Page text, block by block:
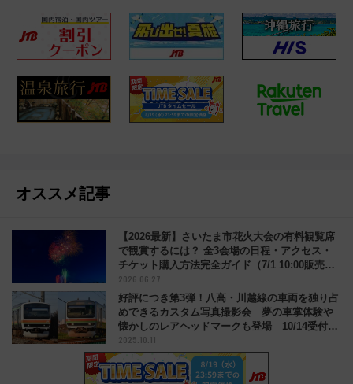
オススメ記事
【2026最新】さいたま市花火大会の有料観覧席
で観賞するには？ 全3会場の日程・アクセス・
チケット購入方法完全ガイド（7/1 10:00販売開
始）
2026.06.27
好評につき第3弾！八高・川越線の車両を独り占
めできるカスタム写真撮影会 夢の車掌体験や
懐かしのレアヘッドマークも登場 10/14受付開
始
2025.10.11